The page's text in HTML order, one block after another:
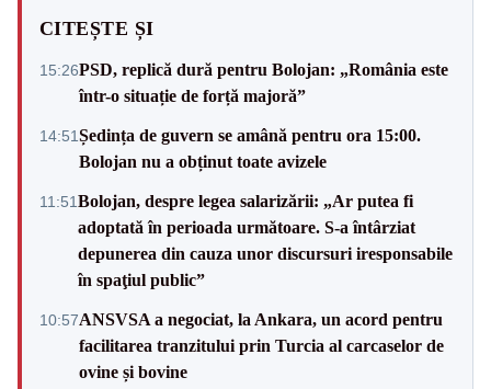
CITEȘTE ȘI
15:26PSD, replică dură pentru Bolojan: „România este
într-o situație de forță majoră”
14:51Ședința de guvern se amână pentru ora 15:00.
Bolojan nu a obținut toate avizele
11:51Bolojan, despre legea salarizării: „Ar putea fi
adoptată în perioada următoare. S-a întârziat
depunerea din cauza unor discursuri iresponsabile
în spaţiul public”
10:57ANSVSA a negociat, la Ankara, un acord pentru
facilitarea tranzitului prin Turcia al carcaselor de
ovine și bovine